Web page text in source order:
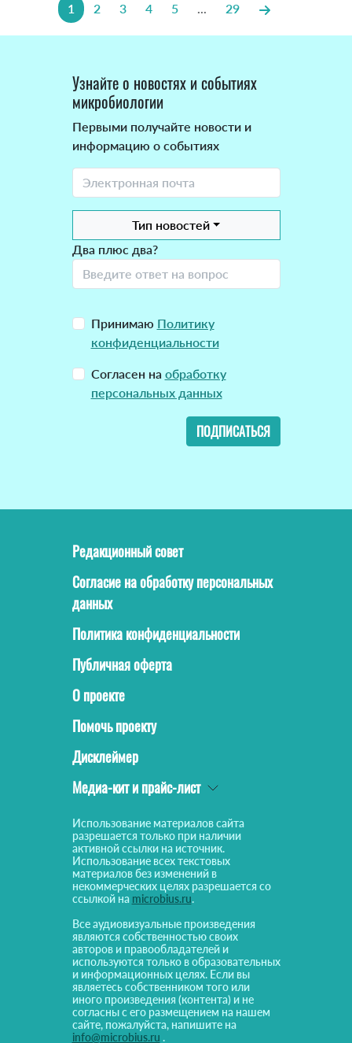
1 2 3 4 5 ... 29
Узнайте о новостях и событиях
микробиологии
Первыми получайте новости и
информацию о событиях
Тип новостей
Два плюс два?
Принимаю Политику
конфиденциальности
Согласен на обработку
персональных данных
ПОДПИСАТЬСЯ
Редакционный совет
Согласие на обработку персональных
данных
Политика конфиденциальности
Публичная оферта
О проекте
Помочь проекту
Дисклеймер
Медиа-кит и прайс-лист
Использование материалов сайта
разрешается только при наличии
активной ссылки на источник.
Использование всех текстовых
материалов без изменений в
некоммерческих целях разрешается со
ссылкой на microbius.ru.
Все аудиовизуальные произведения
являются собственностью своих
авторов и правообладателей и
используются только в образовательных
и информационных целях. Если вы
являетесь собственником того или
иного произведения (контента) и не
согласны с его размещением на нашем
сайте, пожалуйста, напишите на
info@microbius.ru .